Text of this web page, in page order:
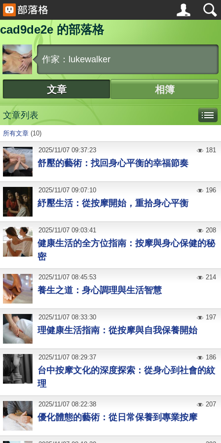
cad9de2e 的部落格
作家：lukewalker
文章 相簿
文章列表
所有文章 (10)
舒壓的藝術：找回身心平衡的幸福節奏
2025/11/07 09:37:23 181
紓壓生活：從按摩開始，重拾身心平衡
2025/11/07 09:07:10 196
健康生活的全方位指南：按摩與身心保健的秘
密
2025/11/07 09:03:41 208
養生之道：身心調理與生活智慧
2025/11/07 08:45:53 214
理健康生活指南：從按摩與自我保養開始
2025/11/07 08:33:30 197
台中按摩文化的深度探索：從身心到社會的紋
理
2025/11/07 08:29:37 186
優化體態的藝術：從日常保養到專業按摩
2025/11/07 08:22:38 207